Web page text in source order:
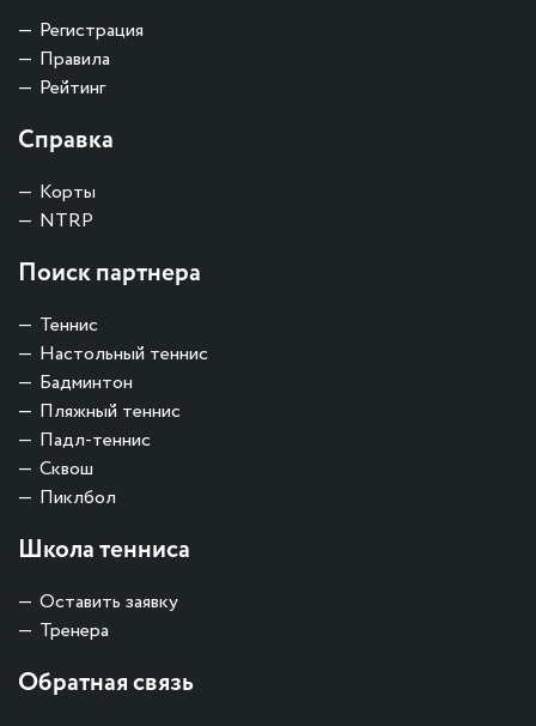
Регистрация
Правила
Рейтинг
Справка
Корты
NTRP
Поиск партнера
Теннис
Настольный теннис
Бадминтон
Пляжный теннис
Падл-теннис
Сквош
Пиклбол
Школа тенниса
Оставить заявку
Тренера
Обратная связь